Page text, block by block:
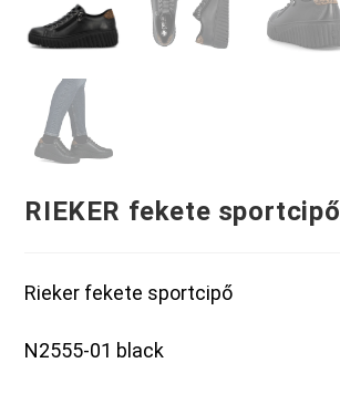
RIEKER fekete sportcipő
Rieker fekete sportcipő
N2555-01 black